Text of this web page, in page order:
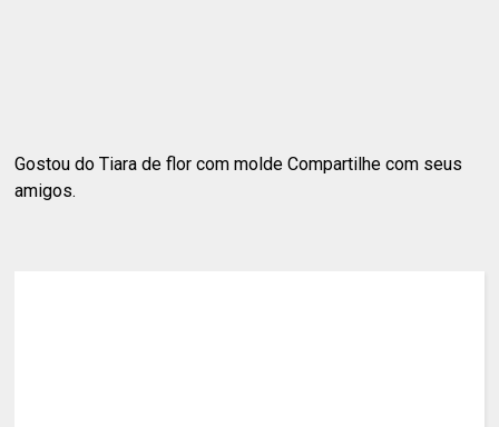
Gostou do Tiara de flor com molde Compartilhe com seus
amigos.